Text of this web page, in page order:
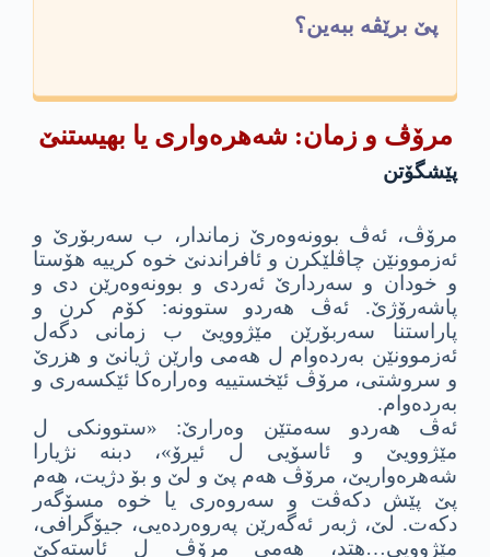
پێ برێڤه‌ ببه‌ین؟
مرۆڤ و زمان: شه‌هره‌وارى یا بهیستنێ
پێشگۆتن
مرۆڤ، ئه‌ڤ بوونه‌وه‌رێ زماندار، ب سه‌ربۆرێ و
ئه‌زموونێن چاڤلێكرن و ئافراندنێ خوه‌ كرییه‌ هۆستا
و خودان و سه‌ردارێ ئه‌ردى و بوونه‌وه‌رێن دى و
پاشه‌رۆژێ. ئه‌ڤ هه‌ردو ستوونه‌: كۆم كرن و
پاراستنا سه‌ربۆرێن مێژوویێ ب زمانى دگه‌ل
ئه‌زموونێن به‌رده‌وام ل هه‌مى وارێن ژیانێ و هزرێ
و سروشتى، مرۆڤ ئێخستییه‌ وه‌راره‌كا ئێكسه‌رى و
به‌رده‌وام.
ئه‌ڤ هه‌ردو سه‌متێن وه‌رارێ: «ستوونكى ل
مێژوویێ و ئاسۆیى ل ئیرۆ»، دبنه‌ نژیارا
شه‌هره‌واریێ، مرۆڤ هه‌م پێ و لێ و بۆ دژیت، هه‌م
پێ پێش دكه‌ڤت و سه‌روه‌رى یا خوه‌ مسۆگه‌ر
دكه‌ت. لێ، ژبه‌ر ئه‌گه‌رێن په‌روه‌رده‌یى، جیۆگرافى،
مێژوویى…هتد، هه‌مى مرۆڤ ل ئاسته‌كێ